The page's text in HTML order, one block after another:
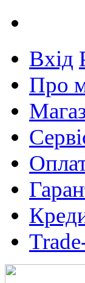
Вхід
Про